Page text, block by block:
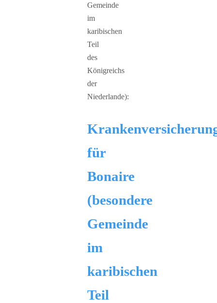
Gemeinde
im
karibischen
Teil
des
Königreichs
der
Niederlande):
für
Bonaire
(besondere
Gemeinde
im
karibischen
Teil